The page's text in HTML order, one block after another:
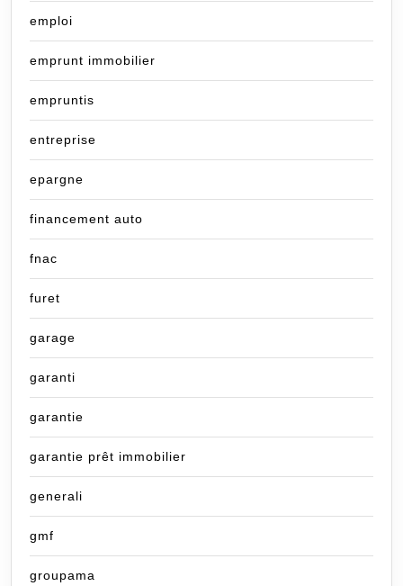
emploi
emprunt immobilier
empruntis
entreprise
epargne
financement auto
fnac
furet
garage
garanti
garantie
garantie prêt immobilier
generali
gmf
groupama